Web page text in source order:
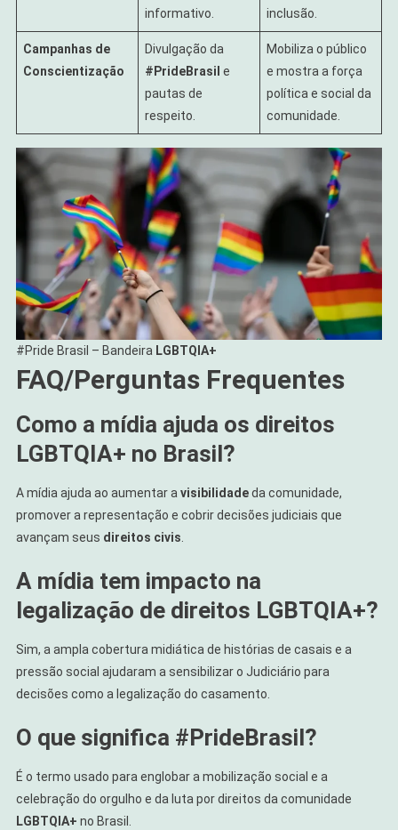
informativo.
inclusão.
Campanhas de
Conscientização
Divulgação da
#PrideBrasil e
pautas de
respeito.
Mobiliza o público
e mostra a força
política e social da
comunidade.
#Pride Brasil – Bandeira LGBTQIA+
FAQ/Perguntas Frequentes
Como a mídia ajuda os direitos
LGBTQIA+ no Brasil?
A mídia ajuda ao aumentar a visibilidadeda comunidade,
promover a representação e cobrir decisões judiciais que
avançam seus direitos civis
A mídia tem impacto na
legalização de direitos LGBTQIA+?
Sim, a ampla cobertura midiática de histórias de casais e a
pressão social ajudaram a sensibilizar o Judiciário para
decisões como a legalização do casamento.
O que significa #PrideBrasil?
É o termo usado para englobar a mobilização social e a
celebração do orgulho e da luta por direitos da comunidade
LGBTQIA+ no Brasil.